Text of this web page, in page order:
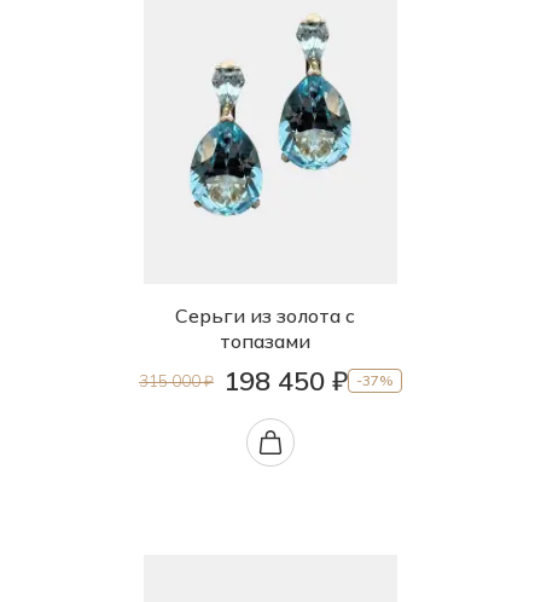
Серьги из золота с
топазами
315 000 ₽ 198 450 ₽ -37%